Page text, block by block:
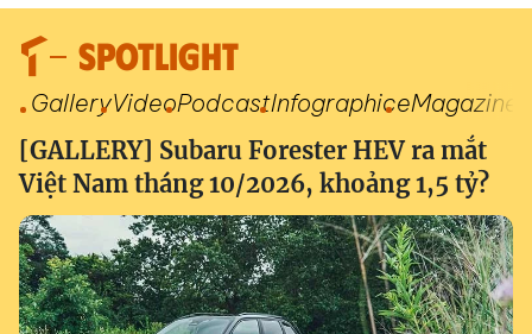
SPOTLIGHT
GalleryVideoPodcastInfographiceMagazine
[GALLERY] Subaru Forester HEV ra mắt
Việt Nam tháng 10/2026, khoảng 1,5 tỷ?